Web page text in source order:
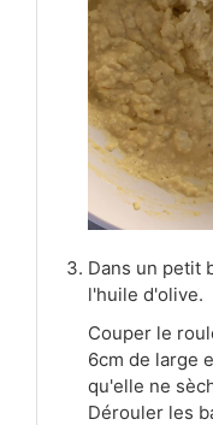
Dans un petit
l'huile d'olive.
Couper le
6cm de large
qu'elle ne
Dérouler les